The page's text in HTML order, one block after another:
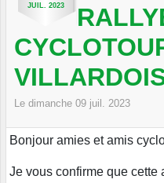
JUIL. 2023
Le dimanche 09 juil. 2023
Bonjour amies et amis
Je vous confirme que